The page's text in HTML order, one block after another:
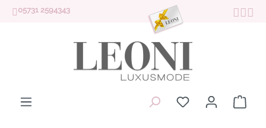
Zum Hauptinhalt springen
05731 2594343
Du hast 0